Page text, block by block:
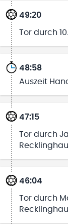
49:20
Tor durch
48:58
Auszeit
47:15
Tor durch
46:04
Tor durch